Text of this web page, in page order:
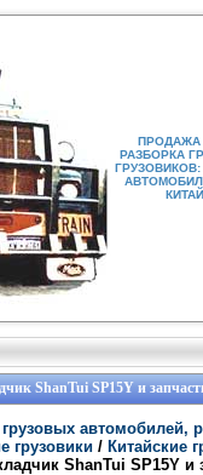
ПРОДАЖА
РАЗБОРКА
ShanTui SP15Y и
автомобилей,
грузовики / Китайские
ShanTui SP15Y и